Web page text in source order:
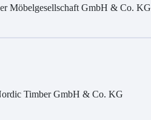
Möbelgesellschaft GmbH & Co. KG
Timber GmbH & Co. KG